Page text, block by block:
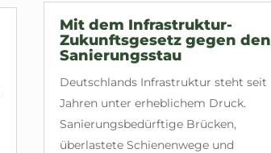
Mit dem Infrastruktur-
Zukunftsgesetz gegen den
Sanierungsstau
Deutschlands Infrastruktur steht seit
Jahren unter erheblichem Druck.
Sanierungsbedürftige Brücken,
überlastete Schienenwege und